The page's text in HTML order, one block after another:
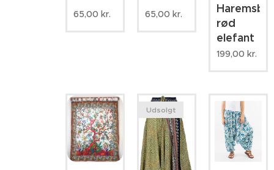
65,00 kr. 65,00 kr.
rød
elefant
199,00 kr.
Udsolgt